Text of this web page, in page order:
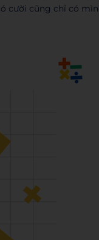
cười cũng chỉ có